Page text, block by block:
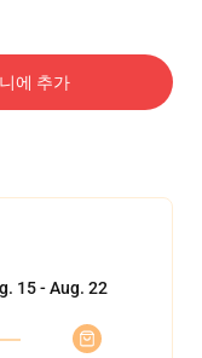
에 추가
15 - Aug. 22